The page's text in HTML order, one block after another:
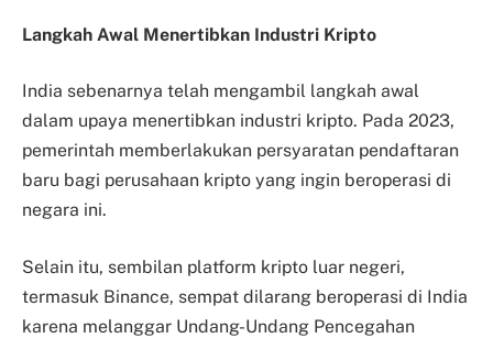
Langkah Awal Menertibkan Industri Kripto
India sebenarnya telah mengambil langkah awal
dalam upaya menertibkan industri kripto. Pada 2023,
pemerintah memberlakukan persyaratan pendaftaran
baru bagi perusahaan kripto yang ingin beroperasi di
negara ini.
Selain itu, sembilan platform kripto luar negeri,
termasuk Binance, sempat dilarang beroperasi di India
karena melanggar Undang-Undang Pencegahan